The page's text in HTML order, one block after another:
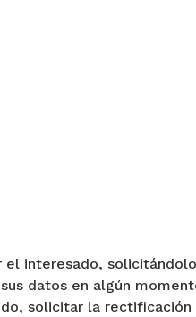
interesado,
datos en algún
solicitar la rectificación